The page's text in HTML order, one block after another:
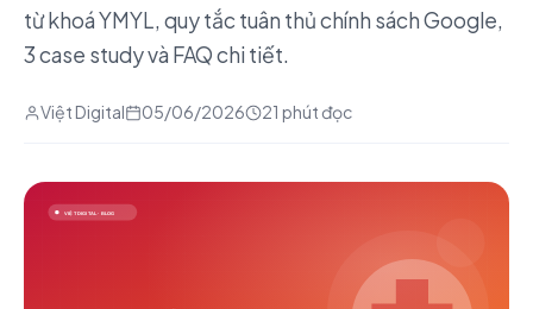
từ khoá YMYL, quy tắc tuân thủ chính sách Google,
3 case study và FAQ chi tiết.
Việt Digital 05/06/2026 21 phút đọc